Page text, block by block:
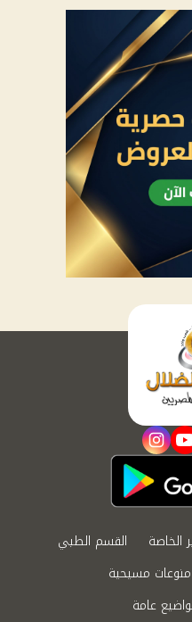
youtube
instagram
الخاصة
القسم الطبي
منوعات مسيحية
عامة